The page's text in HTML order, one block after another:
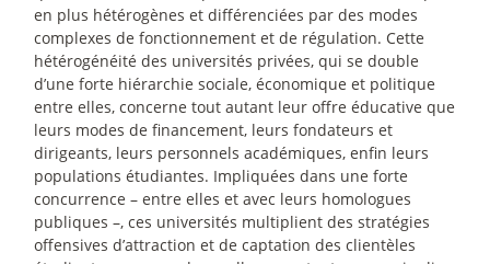
en plus hétérogènes et différenciées par des modes
complexes de fonctionnement et de régulation. Cette
hétérogénéité des universités privées, qui se double
d’une forte hiérarchie sociale, économique et politique
entre elles, concerne tout autant leur offre éducative que
leurs modes de financement, leurs fondateurs et
dirigeants, leurs personnels académiques, enfin leurs
populations étudiantes. Impliquées dans une forte
concurrence – entre elles et avec leurs homologues
publiques –, ces universités multiplient des stratégies
offensives d’attraction et de captation des clientèles